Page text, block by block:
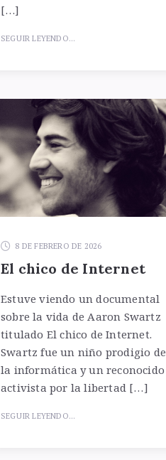
[…]
SEGUIR LEYENDO...
8 DE FEBRERO DE 2026
El chico de Internet
Estuve viendo un documental
sobre la vida de Aaron Swartz
titulado El chico de Internet.
Swartz fue un niño prodigio de
la informática y un reconocido
activista por la libertad […]
SEGUIR LEYENDO...